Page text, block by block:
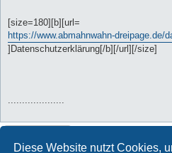
Diese Website nutzt Cookies,
[size=180][b][url=
https://www.abmahnwahn-dreipage.de/
]Datenschutzerklärung[/b][/url][/size]
....................
1 Beitrag •